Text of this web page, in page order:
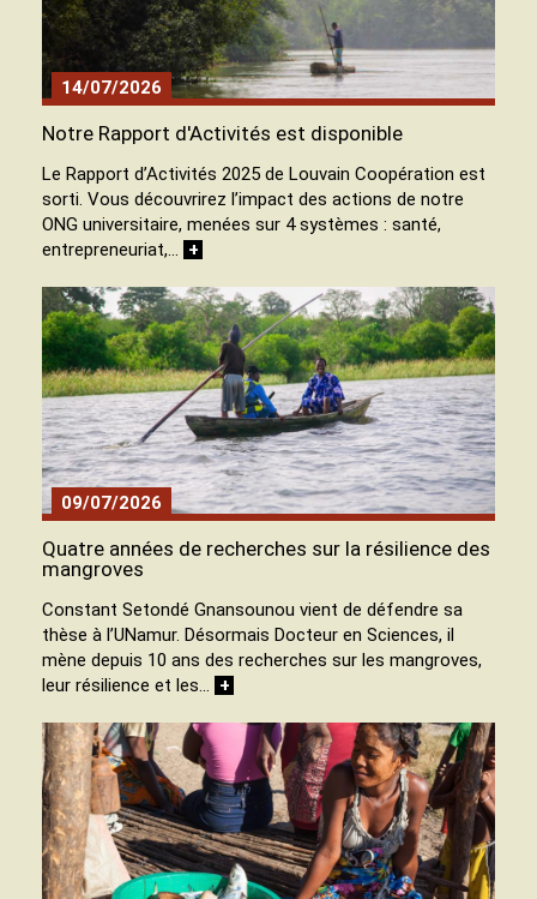
14/07/2026
Notre Rapport d'Activités est disponible
Le Rapport d’Activités 2025 de Louvain Coopération est
sorti. Vous découvrirez l’impact des actions de notre
ONG universitaire, menées sur 4 systèmes : santé,
entrepreneuriat,… +
09/07/2026
Quatre années de recherches sur la résilience des
mangroves
Constant Setondé Gnansounou vient de défendre sa
thèse à l’UNamur. Désormais Docteur en Sciences, il
mène depuis 10 ans des recherches sur les mangroves,
leur résilience et les… +